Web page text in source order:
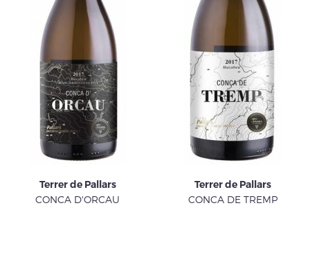
Terrer de Pallars
CONCA D'ORCAU
Terrer de Pallars
CONCA DE TREMP